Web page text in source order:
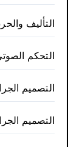
التأليف
التحكم
التصميم
التصميم